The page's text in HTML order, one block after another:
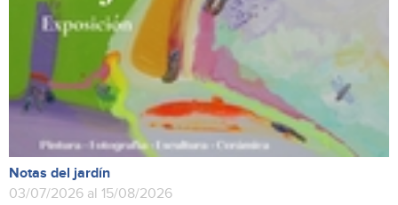
Notas del jardín
03/07/2026 al 15/08/2026